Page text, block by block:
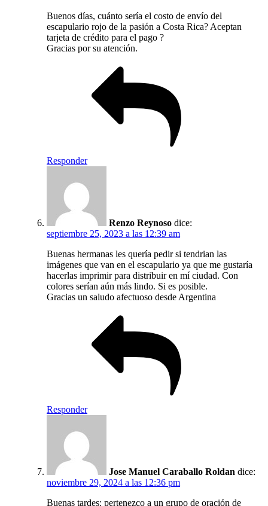
Buenos días, cuánto sería el costo de envío del
escapulario rojo de la pasión a Costa Rica? Aceptan
tarjeta de crédito para el pago ?
Gracias por su atención.
Responder
Renzo Reynoso dice:
septiembre 25, 2023 a las 12:39 am
Buenas hermanas les quería pedir si tendrian las
imágenes que van en el escapulario ya que me gustaría
hacerlas imprimir para distribuir en mí ciudad. Con
colores serían aún más lindo. Si es posible.
Gracias un saludo afectuoso desde Argentina
Responder
Jose Manuel Caraballo Roldan dice:
noviembre 29, 2024 a las 12:36 pm
Buenas tardes: pertenezco a un grupo de oración de